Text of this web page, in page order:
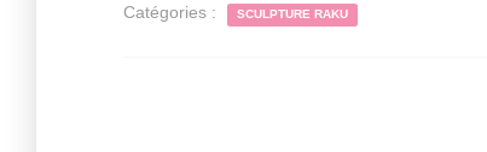
Catégories : SCULPTURE RAKU